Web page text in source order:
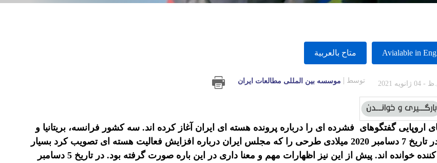
Avialable in متاح بالعربية
توسط موسسه بين المللى مطالعات ايران
اروپایی گفتگوهای فشرده ای را درباره پرونده هسته ای ایران آغاز کرده اند. سه کشور فرانسه، بریتانیا و
آلمان در تاریخ 7 دسامبر 2020 میلادی طرحی را که مجلس ایران درباره افزایش فعالیت هسته ای تصویب کرد بسیار
نگران کننده خوانده اند. پیش از این نیز اظهارات مهم و معنا داری در این باره صورت گرفته بود. در تاریخ 5 دسامبر